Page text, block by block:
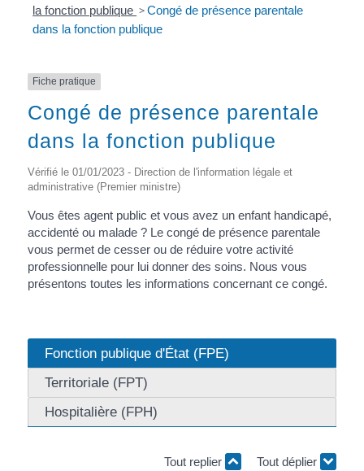
la fonction publique >Congé de présence parentale
dans la fonction publique
Fiche pratique
Congé de présence parentale
dans la fonction publique
Vérifié le 01/01/2023 - Direction de l'information légale et
administrative (Premier ministre)
Vous êtes agent public et vous avez un enfant handicapé,
accidenté ou malade ? Le congé de présence parentale
vous permet de cesser ou de réduire votre activité
professionnelle pour lui donner des soins. Nous vous
présentons toutes les informations concernant ce congé.
Fonction publique d'État (FPE)
Territoriale (FPT)
Hospitalière (FPH)
Tout replier Tout déplier